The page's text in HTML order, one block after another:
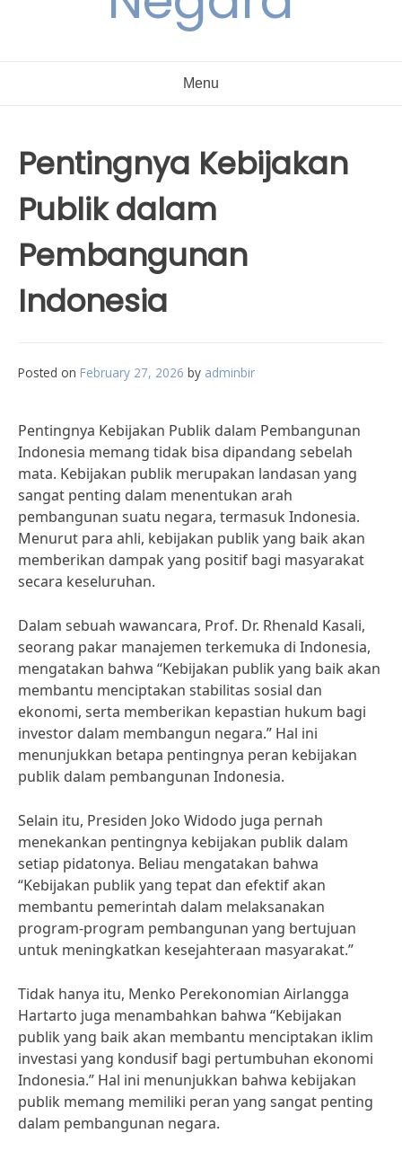
Menu
Pentingnya Kebijakan
Publik dalam
Pembangunan
Indonesia
Posted on February 27, 2026 by adminbir
Pentingnya Kebijakan Publik dalam Pembangunan
Indonesia memang tidak bisa dipandang sebelah
mata. Kebijakan publik merupakan landasan yang
sangat penting dalam menentukan arah
pembangunan suatu negara, termasuk Indonesia.
Menurut para ahli, kebijakan publik yang baik akan
memberikan dampak yang positif bagi masyarakat
secara keseluruhan.
Dalam sebuah wawancara, Prof. Dr. Rhenald Kasali,
seorang pakar manajemen terkemuka di Indonesia,
mengatakan bahwa “Kebijakan publik yang baik akan
membantu menciptakan stabilitas sosial dan
ekonomi, serta memberikan kepastian hukum bagi
investor dalam membangun negara.” Hal ini
menunjukkan betapa pentingnya peran kebijakan
publik dalam pembangunan Indonesia.
Selain itu, Presiden Joko Widodo juga pernah
menekankan pentingnya kebijakan publik dalam
setiap pidatonya. Beliau mengatakan bahwa
“Kebijakan publik yang tepat dan efektif akan
membantu pemerintah dalam melaksanakan
program-program pembangunan yang bertujuan
untuk meningkatkan kesejahteraan masyarakat.”
Tidak hanya itu, Menko Perekonomian Airlangga
Hartarto juga menambahkan bahwa “Kebijakan
publik yang baik akan membantu menciptakan iklim
investasi yang kondusif bagi pertumbuhan ekonomi
Indonesia.” Hal ini menunjukkan bahwa kebijakan
publik memang memiliki peran yang sangat penting
dalam pembangunan negara.